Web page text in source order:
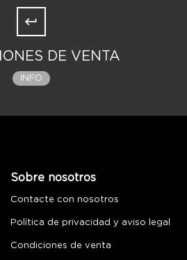
DE VENTA
INFO
Sobre nosotros
Contacte con nosotros
Política de privacidad y aviso legal
Condiciones de venta